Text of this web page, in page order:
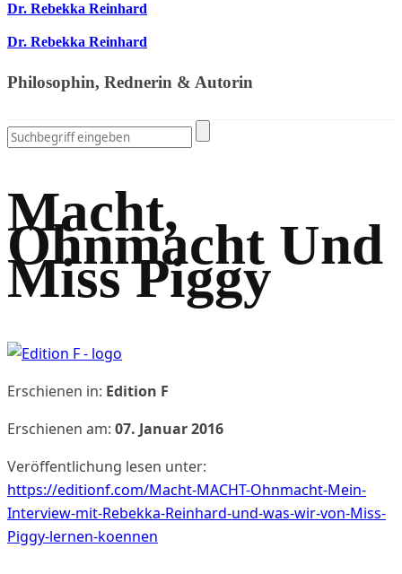
Dr. Rebekka Reinhard
Dr. Rebekka Reinhard
Philosophin, Rednerin & Autorin
Macht,
Ohnmacht Und
Miss Piggy
Erschienen in: Edition F
Erschienen am: 07. Januar 2016
Veröffentlichung lesen unter:
https://editionf.com/Macht-MACHT-Ohnmacht-Mein-
Interview-mit-Rebekka-Reinhard-und-was-wir-von-Miss-
Piggy-lernen-koennen